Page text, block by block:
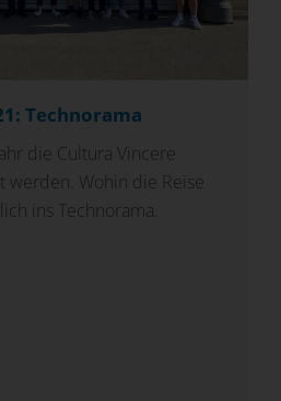
Technorama
die Cultura Vincere
werden. Wohin die Reise
ins Technorama.